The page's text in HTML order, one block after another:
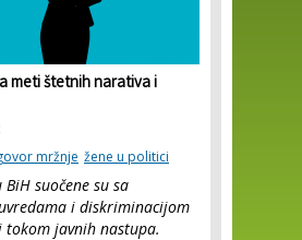
meti štetnih narativa i
mržnje žene u politici
suočene su sa
i diskriminacijom
javnih nastupa.